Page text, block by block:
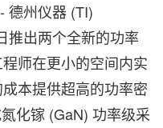
德州仪器 (TI)
推出两个全新的功率
师在更小的空间内实
本提供超高的功率密
化镓 (GaN) 功率级采